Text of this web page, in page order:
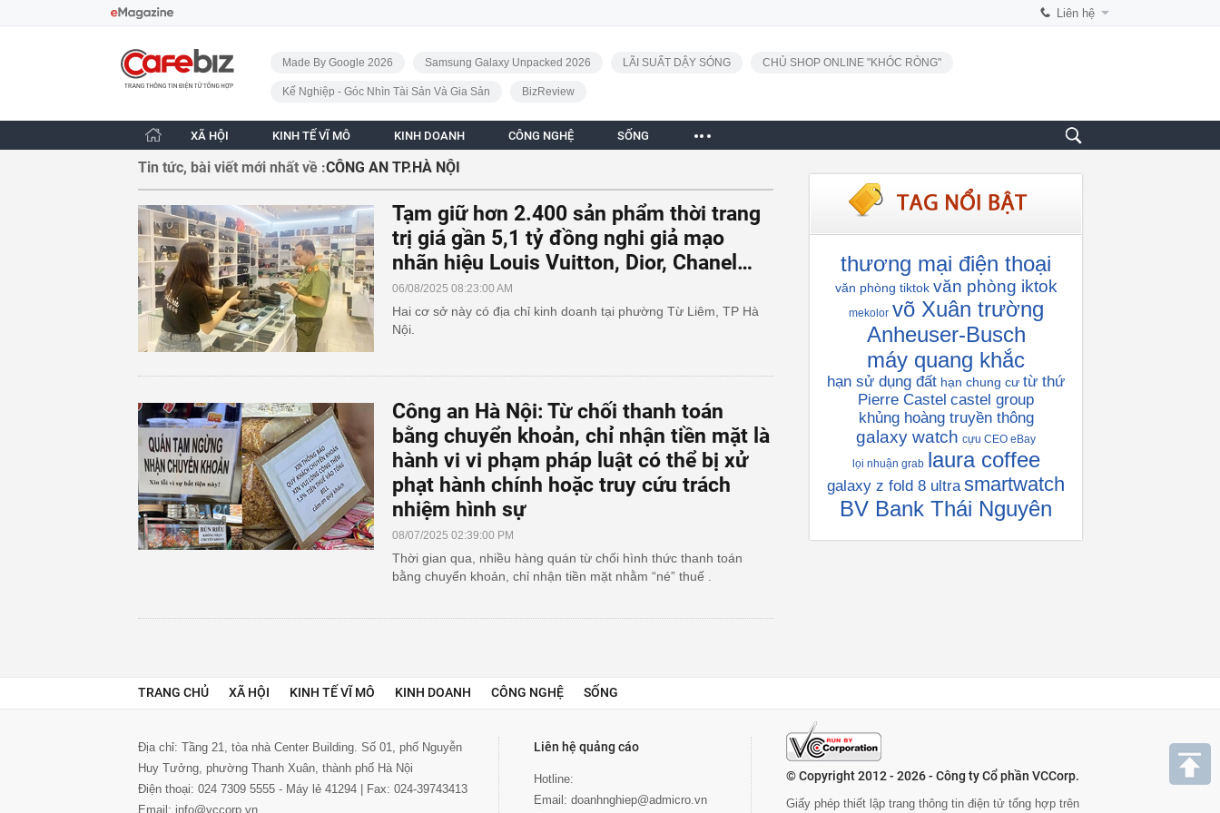
Liên hệ
CafeBiz - Trang chủ
Made By Google 2026
Samsung Galaxy Unpacked 2026 LÃI SUẤT DẬY SÓNG CHỦ SHOP ONLINE "KHÓC RÒNG"
Kế Nghiệp - Góc Nhìn Tài Sản Và Gia Sản BizReview
XÃ HỘI KINH TẾ VĨ MÔ KINH DOANH CÔNG NGHỆ SỐNG
Tin tức, bài viết mới nhất về :CÔNG AN TP.HÀ NỘI
Tạm giữ hơn 2.400 sản phẩm thời trang
trị giá gần 5,1 tỷ đồng nghi giả mạo
nhãn hiệu Louis Vuitton, Dior, Chanel…
06/08/2025 08:23:00 AM
Hai cơ sở này có địa chỉ kinh doanh tại phường Từ Liêm, TP Hà
Nội.
Công an Hà Nội: Từ chối thanh toán
bằng chuyển khoản, chỉ nhận tiền mặt là
hành vi vi phạm pháp luật có thể bị xử
phạt hành chính hoặc truy cứu trách
nhiệm hình sự
08/07/2025 02:39:00 PM
Thời gian qua, nhiều hàng quán từ chối hình thức thanh toán
bằng chuyển khoản, chỉ nhận tiền mặt nhằm “né” thuế .
thương mại điện thoại
văn phòng tiktok văn phòng iktok
mekolor võ Xuân trường
Anheuser-Busch
máy quang khắc
hạn sử dụng đất hạn chung cư từ thứ
Pierre Castel castel group
khủng hoàng truyền thông
galaxy watch cựu CEO eBay
lọi nhuận grab laura coffee
galaxy z fold 8 ultra smartwatch
BV Bank Thái Nguyên
TRANG CHỦ XÃ HỘI KINH TẾ VĨ MÔ KINH DOANH CÔNG NGHỆ SỐNG
Địa chỉ: Tầng 21, tòa nhà Center Building. Số 01, phố Nguyễn
Huy Tưởng, phường Thanh Xuân, thành phố Hà Nội
Điện thoại: 024 7309 5555 - Máy lẻ 41294 | Fax: 024-39743413
Email: info@vccorp.vn
Liên hệ quảng cáo
Hotline:
Email: doanhnghiep@admicro.vn
© Copyright 2012 - 2026 - Công ty Cổ phần VCCorp.
Giấy phép thiết lập trang thông tin điện tử tổng hợp trên